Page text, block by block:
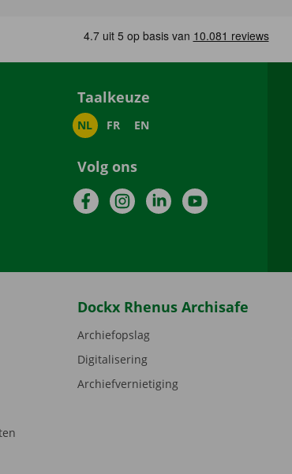
Taalkeuze
NL FR EN
Volg ons
FacebookInstagramLinkedInYouTube
Dockx Rhenus Archisafe
Archiefopslag
Digitalisering
Archiefvernietiging